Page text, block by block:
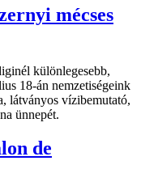
mécses
különlegesebb,
18-án nemzetiségeink
látványos vízibemutató,
ünnepét.
de